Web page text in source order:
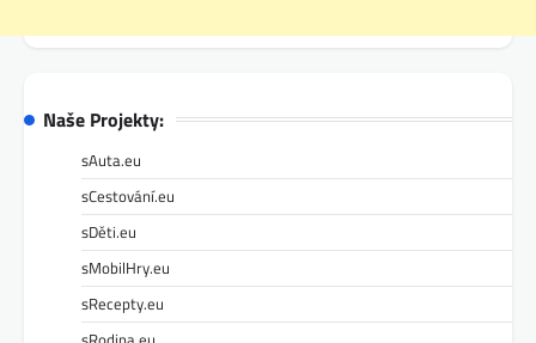
Naše Projekty:
sAuta.eu
sCestování.eu
sDěti.eu
sMobilHry.eu
sRecepty.eu